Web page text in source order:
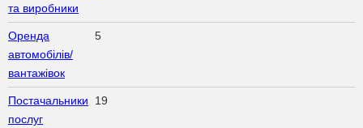
та виробники
Оренда
автомобілів/
вантажівок
5
Постачальники
послуг
19